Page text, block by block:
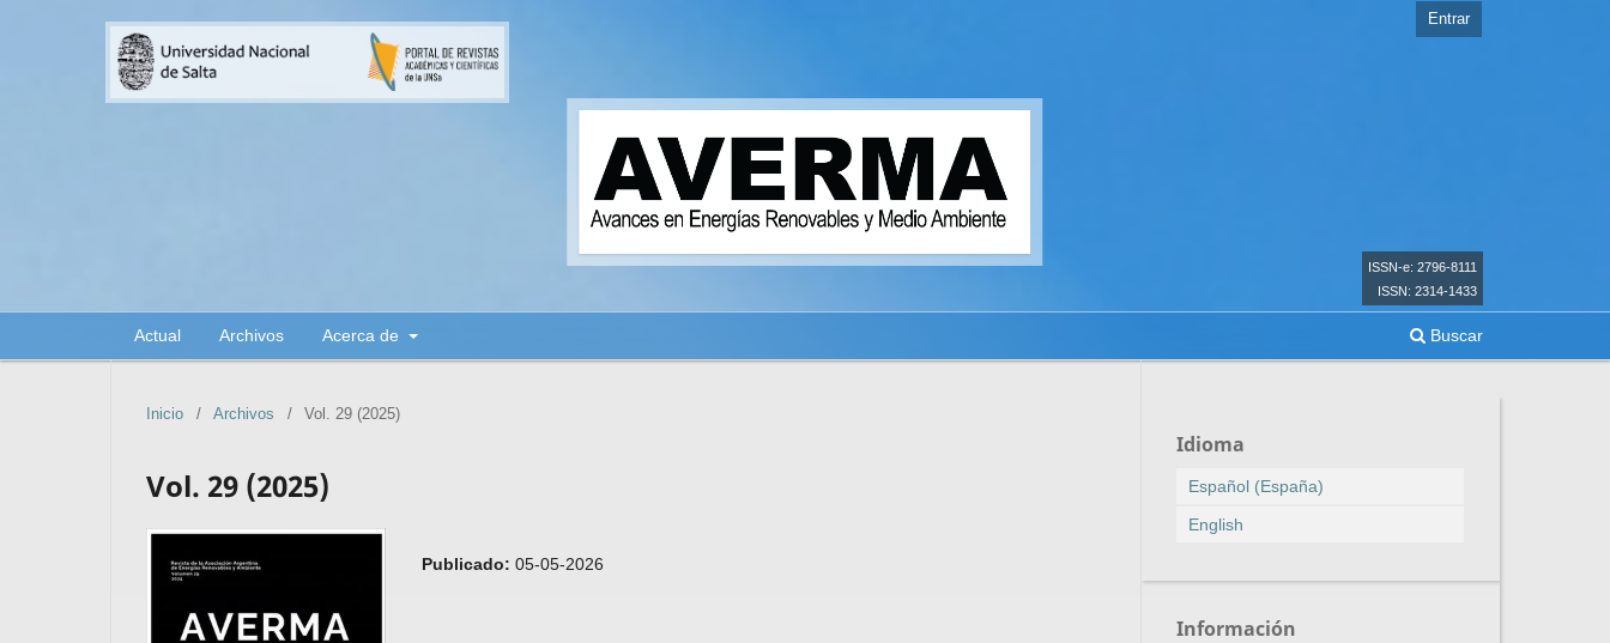
Actual Archivos Acerca de
ISSN-e: 2796-8111
ISSN: 2314-1433
Buscar
Entrar
Inicio / Archivos / Vol. 29 (2025)
Vol. 29 (2025)
Publicado: 05-05-2026
Idioma
Español (España)
English
Información